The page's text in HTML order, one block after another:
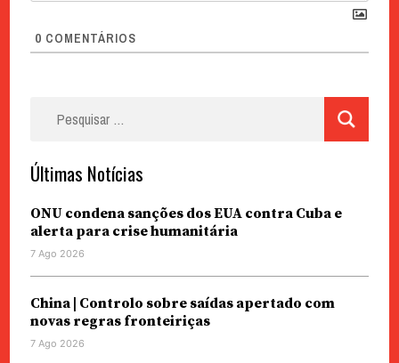
0 COMENTÁRIOS
Últimas Notícias
ONU condena sanções dos EUA contra Cuba e
alerta para crise humanitária
7 Ago 2026
China | Controlo sobre saídas apertado com
novas regras fronteiriças
7 Ago 2026